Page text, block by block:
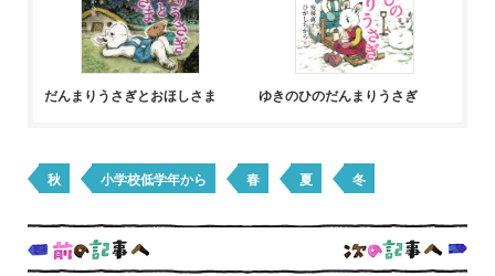
だんまりうさぎとおほしさま ゆきのひのだんまりうさぎ
秋 小学校低学年から 春 夏 冬